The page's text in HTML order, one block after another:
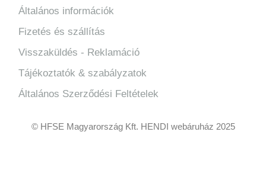
Általános információk
Fizetés és szállítás
Visszaküldés - Reklamáció
Tájékoztatók & szabályzatok
Általános Szerződési Feltételek
© HFSE Magyarország Kft. HENDI webáruház 2025